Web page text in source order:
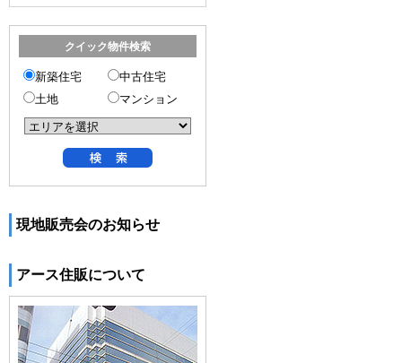
クイック物件検索
新築住宅
中古住宅
土地
マンション
現地販売会のお知らせ
アース住販について